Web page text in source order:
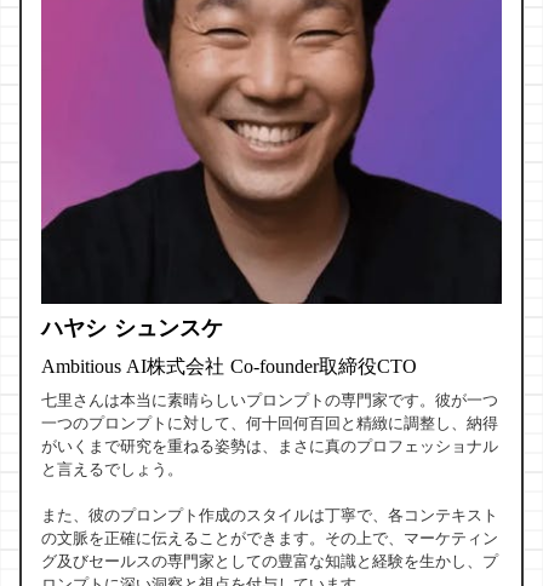
ハヤシ シュンスケ
Ambitious AI株式会社 Co-founder取締役CTO
七里さんは本当に素晴らしいプロンプトの専門家です。彼が一つ
一つのプロンプトに対して、何十回何百回と精緻に調整し、納得
がいくまで研究を重ねる姿勢は、まさに真のプロフェッショナル
と言えるでしょう。
また、彼のプロンプト作成のスタイルは丁寧で、各コンテキスト
の文脈を正確に伝えることができます。その上で、マーケティン
グ及びセールスの専門家としての豊富な知識と経験を生かし、プ